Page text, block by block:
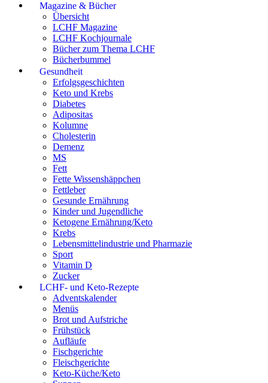
Magazine & Bücher
Übersicht
LCHF Magazine
LCHF Kochjournale
Bücher zum Thema LCHF
Bücherbummel
Gesundheit
Erfolgsgeschichten
Keto und Krebs
Diabetes
Adipositas
Kolumne
Cholesterin
Demenz
MS
Fett
Fette Wissenshäppchen
Fettleber
Gesunde Ernährung
Kinder und Jugendliche
Ketogene Ernährung/Keto
Krebs
Lebensmittelindustrie und Pharmazie
Sport
Vitamin D
Zucker
LCHF- und Keto-Rezepte
Adventskalender
Menüs
Brot und Aufstriche
Frühstück
Aufläufe
Fischgerichte
Fleischgerichte
Keto-Küche/Keto